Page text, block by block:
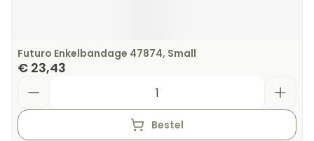
Futuro Enkelbandage 47874, Small
€ 23,43
Bestel